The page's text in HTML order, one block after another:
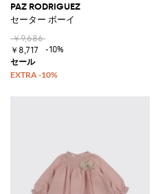
PAZ RODRIGUEZ
セーター ボーイ
￥9,686
￥8,717
-10%